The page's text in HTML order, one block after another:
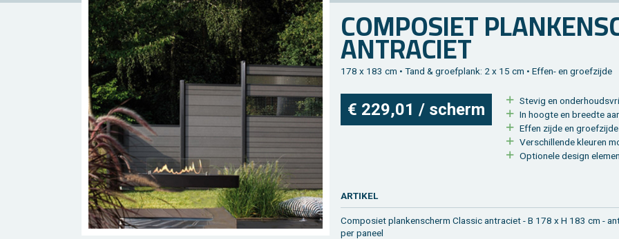
COM­PO­SIET
AN­TRA­CIET
178 x 183 cm • Tand & groef­plank: 2 x 15 cm • Effen- en groef­zij­de
€ 229,01 / scherm
Ste­vig en
In hoog­te en breed­te
Effen zijde en groef­zij­de
Ver­schil­len­de kleu­ren
Op­ti­o­ne­le de­sign
AR­TI­KEL
Com­po­siet plan­ken­scherm Clas­sic an­tra­ciet - B 178 x H 183 cm -
per pa­neel